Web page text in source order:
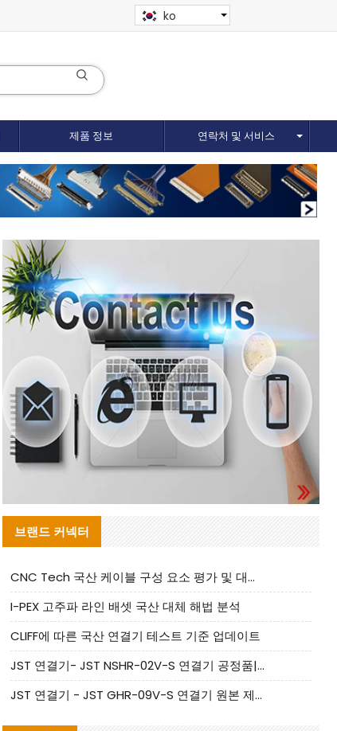
ko
제품 정보 연락처 및 서비스
브랜드 커넥터
CNC Tech 국산 케이블 구성 요소 평가 및 대량 생산 적합성 가이드
I-PEX 고주파 라인 배셋 국산 대체 해법 분석
CLIFF에 따른 국산 연결기 테스트 기준 업데이트
JST 연결기- JST NSHR-02V-S 연결기 공정품|대체품 제공
JST 연결기 - JST GHR-09V-S 연결기 원본 제품 제공 | 대체품 제공